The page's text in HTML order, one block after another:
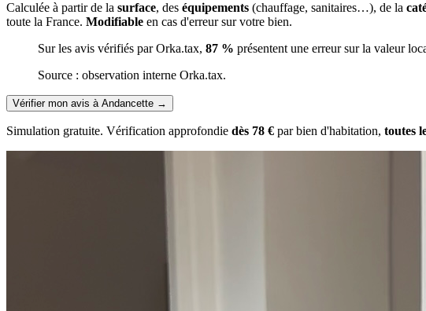
Calculée à partir de la surface, des équipements (chauffage, sanitaires…), de la
toute la France. Modifiable en cas d'erreur sur votre bien.
Sur les avis vérifiés par Orka.tax, 87 % présentent une erreur sur la valeur
Source : observation interne Orka.tax.
Vérifier mon avis à Andancette →
Simulation gratuite. Vérification approfondie dès 78 € par bien d'habitation, toutes